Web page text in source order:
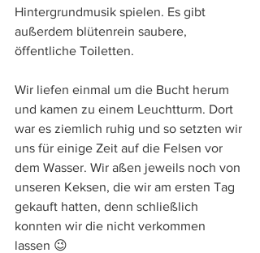
Hintergrundmusik spielen. Es gibt
außerdem blütenrein saubere,
öffentliche Toiletten.
Wir liefen einmal um die Bucht herum
und kamen zu einem Leuchtturm. Dort
war es ziemlich ruhig und so setzten wir
uns für einige Zeit auf die Felsen vor
dem Wasser. Wir aßen jeweils noch von
unseren Keksen, die wir am ersten Tag
gekauft hatten, denn schließlich
konnten wir die nicht verkommen
lassen 😉